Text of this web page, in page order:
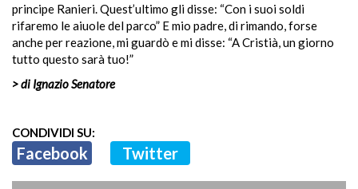
principe Ranieri. Quest’ultimo gli disse: “Con i suoi soldi
rifaremo le aiuole del parco” E mio padre, di rimando, forse
anche per reazione, mi guardò e mi disse: “A Cristià, un giorno
tutto questo sarà tuo!”
> di Ignazio Senatore
CONDIVIDI SU:
Facebook Twitter